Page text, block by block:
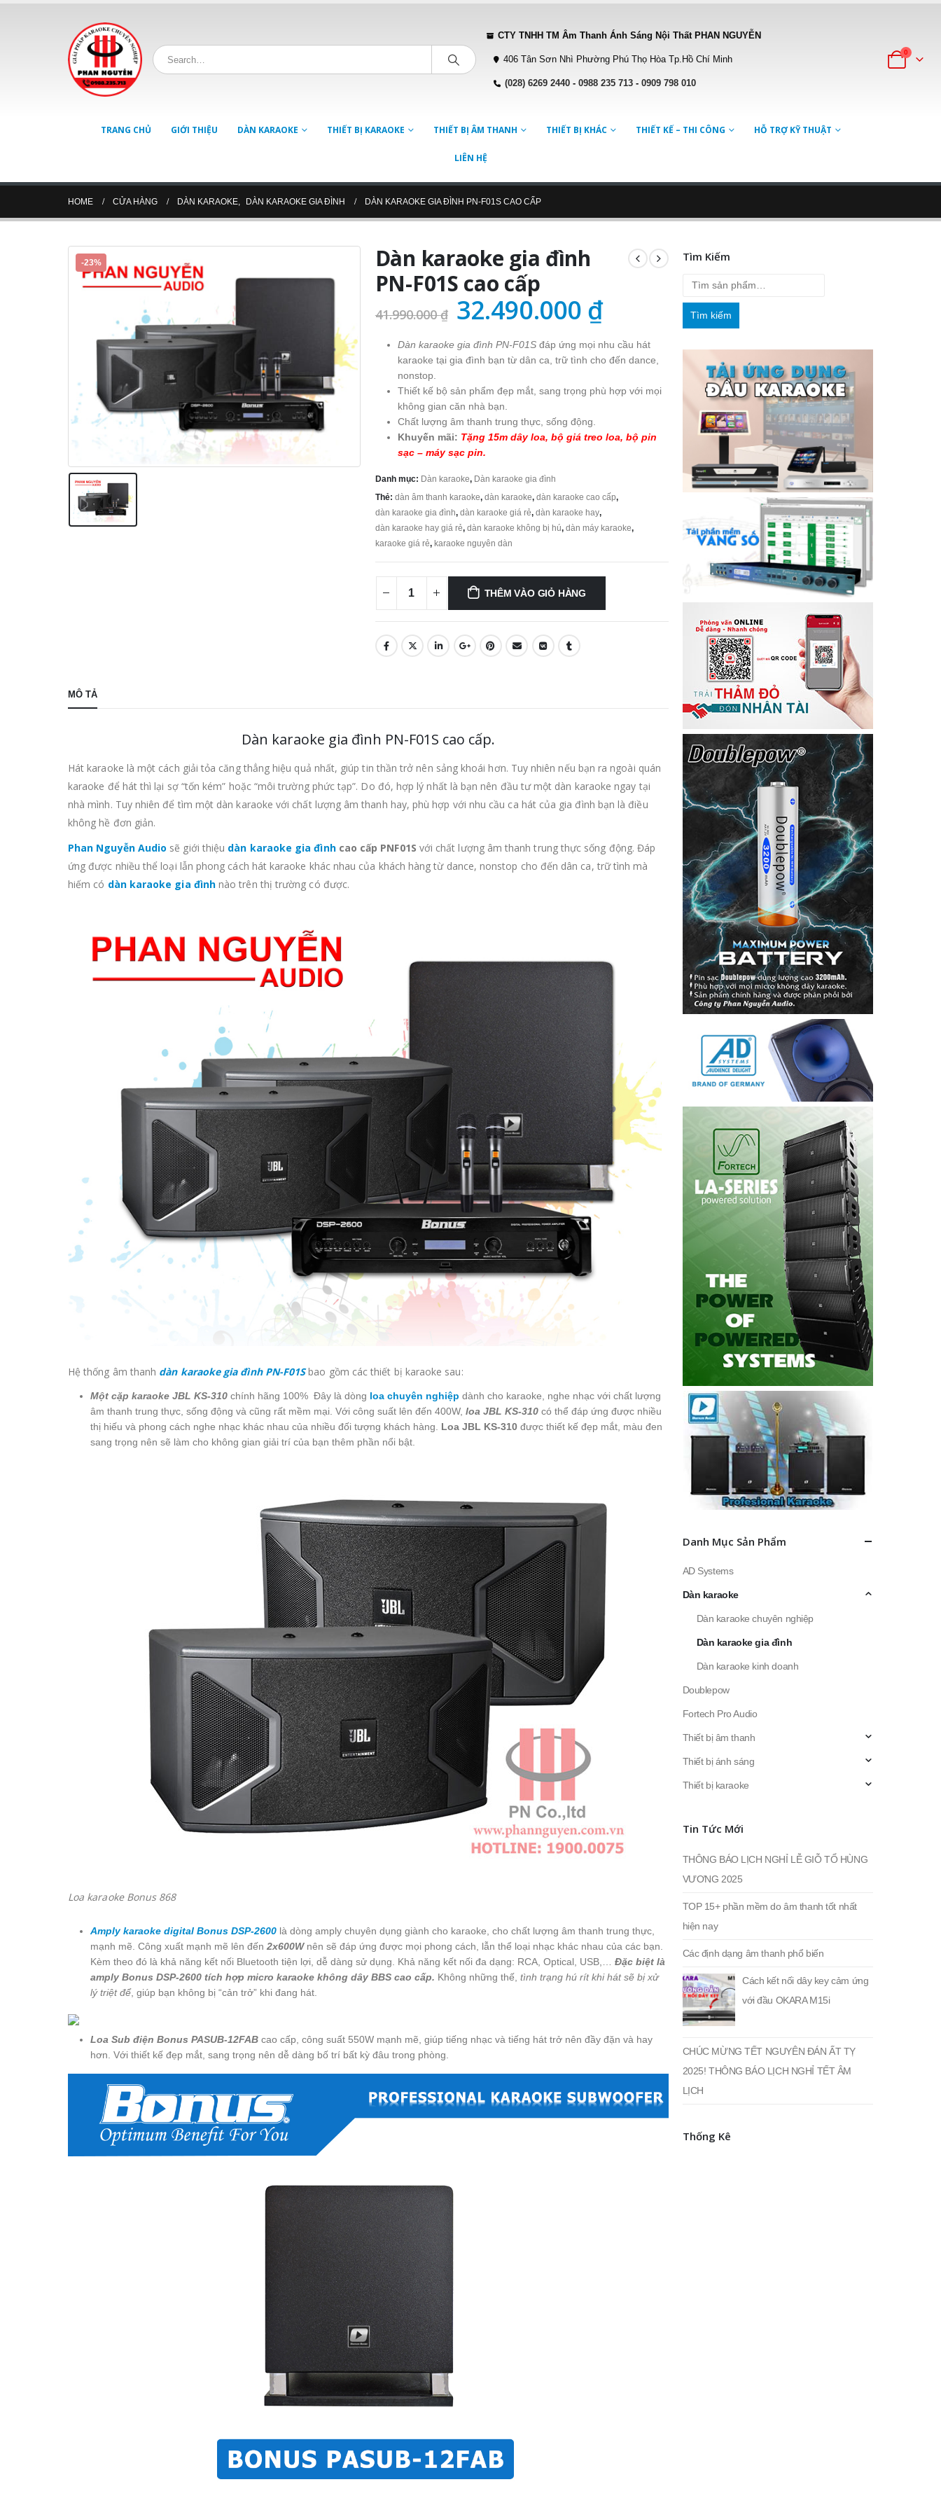
CTY TNHH TM Âm Thanh Ánh Sáng Nội Thất PHAN NGUYỄN
406 Tân Sơn Nhì Phường Phú Thọ Hòa Tp.Hồ Chí Minh
(028) 6269 2440 -0988 235 713 -0909 798 010
0
TRANG CHỦ GIỚI THIỆU DÀN KARAOKE THIẾT BỊ KARAOKE THIẾT BỊ ÂM THANH THIẾT BỊ KHÁC THIẾT KẾ – THI CÔNG HỖ TRỢ KỸ THUẬT
LIÊN HỆ
HOME CỬA HÀNG DÀN KARAOKE, DÀN KARAOKE GIA ĐÌNH DÀN KARAOKE GIA ĐÌNH PN-F01S CAO CẤP
-23%
Dàn karaoke gia đình
PN-F01S cao cấp
41.990.000₫ Giá
gốc
là:
41.990.000 ₫.
32.490.000 ₫Giá
hiện
tại
là:
32.490.000 ₫.
Dàn karaoke gia đình PN-F01Sđáp ứng mọi nhu cầu hát
karaoke tại gia đình bạn từ dân ca, trữ tình cho đến dance,
nonstop.
Thiết kế bộ sản phẩm đẹp mắt, sang trọng phù hợp với mọi
không gian căn nhà bạn.
Chất lượng âm thanh trung thực, sống động.
Khuyến mãi: Tặng 15m dây loa, bộ giá treo loa, bộ pin
sạc – máy sạc pin.
Danh mục: Dàn karaoke, Dàn karaoke gia đình
Thẻ: dàn âm thanh karaoke, dàn karaoke, dàn karaoke cao cấp,
dàn karaoke gia đình, dàn karaoke giá rẻ, dàn karaoke hay,
dàn karaoke hay giá rẻ, dàn karaoke không bị hú, dàn máy karaoke,
karaoke giá rẻ, karaoke nguyên dàn
THÊM VÀO GIỎ HÀNG
MÔ TẢ
Dàn karaoke gia đình PN-F01S cao cấp.
Hát karaoke là một cách giải tỏa căng thẳng hiệu quả nhất, giúp tin thần trở nên sảng khoái hơn. Tuy nhiên nếu bạn ra ngoài quán
karaoke để hát thì lại sợ “tốn kém” hoặc “môi trường phức tạp”. Do đó, hợp lý nhất là bạn nên đầu tư một dàn karaoke ngay tại
nhà mình. Tuy nhiên để tìm một dàn karaoke với chất lượng âm thanh hay, phù hợp với nhu cầu ca hát của gia đình bạn là điều
không hề đơn giản.
Phan Nguyễn Audio sẽ giới thiệu dàn karaoke gia đìnhcao cấp PNF01S với chất lượng âm thanh trung thực sống động. Đáp
ứng được nhiều thể loại lẫn phong cách hát karaoke khác nhau của khách hàng từ dance, nonstop cho đến dân ca, trữ tình mà
hiếm có dàn karaoke gia đìnhnào trên thị trường có được.
Hệ thống âm thanh dàn karaoke gia đình PN-F01Sbao gồm các thiết bị karaoke sau:
Một cặp karaoke JBL KS-310 chính hãng 100% Đây là dòng loa chuyên nghiệp dành cho karaoke, nghe nhạc với chất lượng
âm thanh trung thực, sống động và cũng rất mềm mại. Với công suất lên đến 400W, loa JBL KS-310 có thể đáp ứng được nhiều
thị hiếu và phong cách nghe nhạc khác nhau của nhiều đối tượng khách hàng. Loa JBL KS-310 được thiết kế đẹp mắt, màu đen
sang trọng nên sẽ làm cho không gian giải trí của bạn thêm phần nổi bật.
Loa karaoke Bonus 868
Amply karaoke digital Bonus DSP-2600 là dòng amply chuyên dụng giành cho karaoke, cho chất lượng âm thanh trung thực,
mạnh mẽ. Công xuất mạnh mẽ lên đến 2x600Wnên sẽ đáp ứng được mọi phong cách, lẫn thể loại nhạc khác nhau của các bạn.
Kèm theo đó là khả năng kết nối Bluetooth tiện lợi, dễ dàng sử dụng. Khả năng kết nối đa dạng: RCA, Optical, USB,… Đặc biệt là
amply Bonus DSP-2600 tích hợp micro karaoke không dây BBS cao cấp. Không những thế, tình trạng hú rít khi hát sẽ bị xử
lý triệt để, giúp bạn không bị “cản trở” khi đang hát.
Loa Sub điện Bonus PASUB-12FAB cao cấp, công suất 550W mạnh mẽ, giúp tiếng nhạc và tiếng hát trở nên đầy đặn và hay
hơn. Với thiết kế đẹp mắt, sang trọng nên dễ dàng bố trí bất kỳ đâu trong phòng.
Tìm Kiếm
Tìm kiếm
Danh Mục Sản Phẩm
AD Systems
Dàn karaoke
Dàn karaoke chuyên nghiệp
Dàn karaoke gia đình
Dàn karaoke kinh doanh
Doublepow
Fortech Pro Audio
Thiết bị âm thanh
Thiết bị ánh sáng
Thiết bị karaoke
Tin Tức Mới
THÔNG BÁO LỊCH NGHỈ LỄ GIỖ TỔ HÙNG
VƯƠNG 2025
TOP 15+ phần mềm do âm thanh tốt nhất
hiện nay
Các định dạng âm thanh phổ biến
Cách kết nối dây key cảm ứng
với đầu OKARA M15i
CHÚC MỪNG TẾT NGUYÊN ĐÁN ẤT TỴ
2025! THÔNG BÁO LỊCH NGHỈ TẾT ÂM
LỊCH
Thống Kê